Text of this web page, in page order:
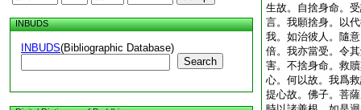
INBUDS
INBUDS(Bibliographic Database)
Search
生故。自捨身命。
言。我願捨身。以
我。如治彼人。隨
倍。我亦當受。令
害。不捨身命。救
心。何以故。我爲
提心故。佛子。菩